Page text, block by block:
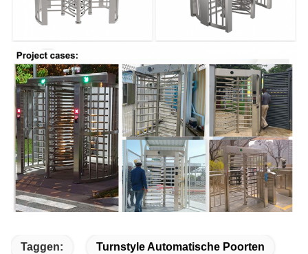
Taggen: Turnstyle Automatische Poorten